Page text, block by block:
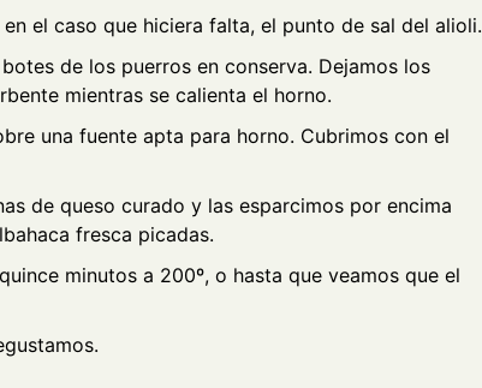
el caso que hiciera falta, el punto de sal del alioli.
de los puerros en conserva. Dejamos los
mientras se calienta el horno.
una fuente apta para horno. Cubrimos con el
de queso curado y las esparcimos por encima
fresca picadas.
minutos a 200º, o hasta que veamos que el